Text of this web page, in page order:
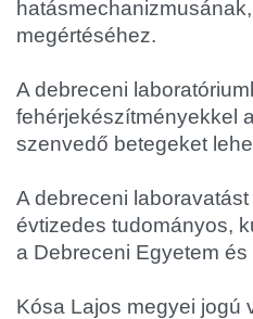
megértéséhez.
A debreceni
fehérjekészítményekkel
szenvedő betegeket
A debreceni
évtizedes tudományos,
a Debreceni Egyetem
Kósa Lajos megyei jogú